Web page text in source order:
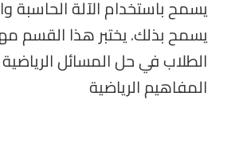
يسمح باستخدام الآلة الحاسبة
يسمح بذلك. يختبر هذا القسم
الطلاب في حل المسائل
المفاهيم الرياضية